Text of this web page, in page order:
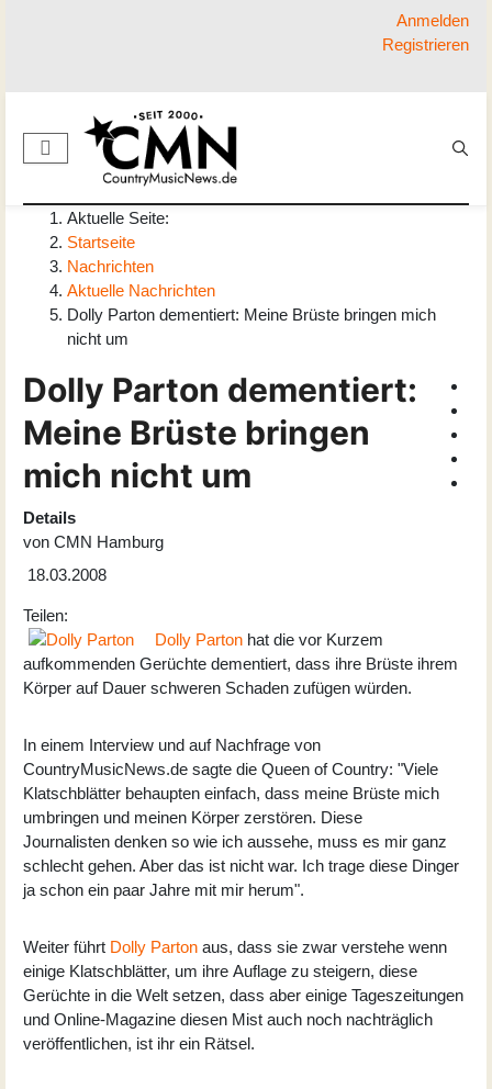
Anmelden
Registrieren
Aktuelle Seite:
Startseite
Nachrichten
Aktuelle Nachrichten
Dolly Parton dementiert: Meine Brüste bringen mich
nicht um
Dolly Parton dementiert:
Meine Brüste bringen
mich nicht um
Details
von CMN Hamburg
18.03.2008
Teilen:
Dolly Parton hat die vor Kurzem
aufkommenden Gerüchte dementiert, dass ihre Brüste ihrem
Körper auf Dauer schweren Schaden zufügen würden.
In einem Interview und auf Nachfrage von
CountryMusicNews.de sagte die Queen of Country: "Viele
Klatschblätter behaupten einfach, dass meine Brüste mich
umbringen und meinen Körper zerstören. Diese
Journalisten denken so wie ich aussehe, muss es mir ganz
schlecht gehen. Aber das ist nicht war. Ich trage diese Dinger
ja schon ein paar Jahre mit mir herum".
Weiter führt Dolly Parton aus, dass sie zwar verstehe wenn
einige Klatschblätter, um ihre Auflage zu steigern, diese
Gerüchte in die Welt setzen, dass aber einige Tageszeitungen
und Online-Magazine diesen Mist auch noch nachträglich
veröffentlichen, ist ihr ein Rätsel.